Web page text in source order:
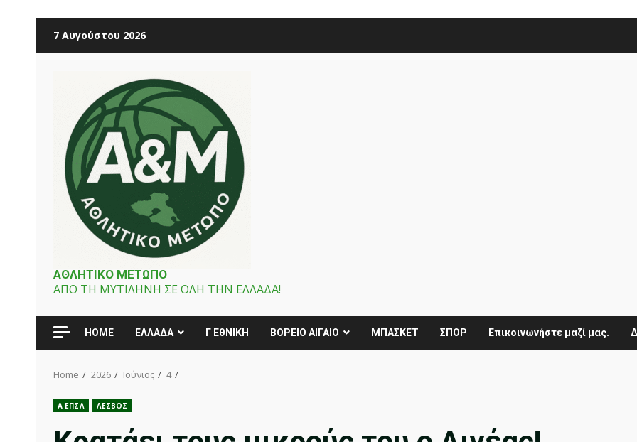
7 Αυγούστου 2026
ΑΘΛΗΤΙΚΟ ΜΕΤΩΠΟ
ΑΠΟ ΤΗ ΜΥΤΙΛΗΝΗ ΣΕ ΟΛΗ ΤΗΝ ΕΛΛΑΔΑ!
HOME ΕΛΛΑΔΑ Γ ΕθΝΙΚΗ ΒΟΡΕΙΟ ΑΙΓΑΙΟ ΜΠΑΣΚΕΤ ΣΠΟΡ Επικοινωνήστε μαζί μας.
Home 2026 Ιούνιος 4
Α ΕΠΣΛ ΛΕΣΒΟΣ